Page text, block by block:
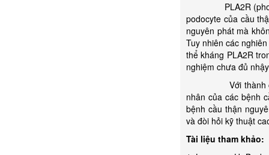
PLA2R
podocyte của cầu
nguyên phát mà
Tuy nhiên các
thể kháng PLA2R
nghiệm chưa đủ
Với thành công
nhân của các bệnh
bệnh cầu thận
và đòi hỏi kỹ thuật
Tài liệu tham khảo: